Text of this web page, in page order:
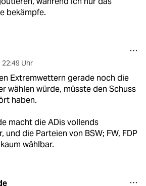
bekämpfe.
22:49 Uhr
Extremwettern gerade noch die
wählen würde, müsste den Schuss
haben.
macht die ADis vollends
und die Parteien von BSW; FW, FDP
wählbar.